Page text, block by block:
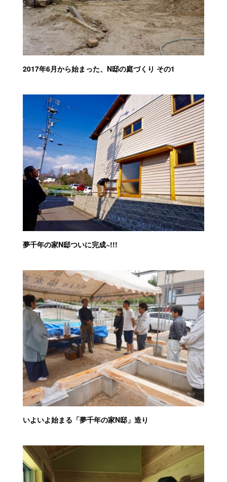
2017年6月から始まった、N邸の庭づくり その1
夢千年の家N邸ついに完成~!!!
いよいよ始まる「夢千年の家N邸」造り